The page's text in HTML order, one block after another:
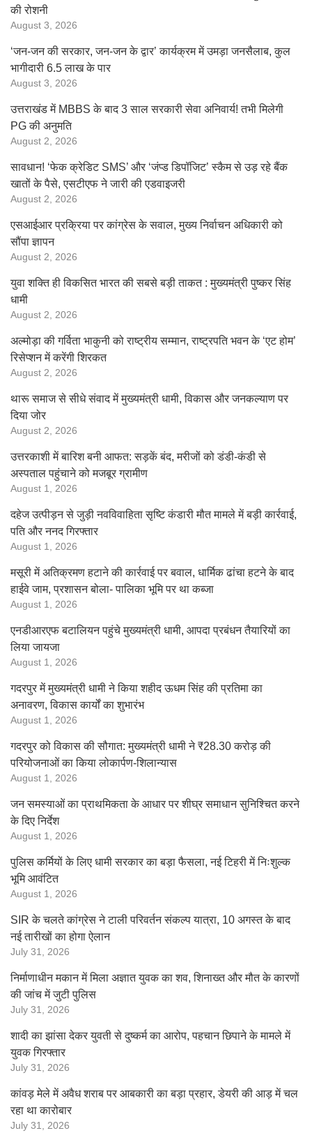
की रोशनी
August 3, 2026
‘जन-जन की सरकार, जन-जन के द्वार’ कार्यक्रम में उमड़ा जनसैलाब, कुल
भागीदारी 6.5 लाख के पार
August 3, 2026
उत्तराखंड में MBBS के बाद 3 साल सरकारी सेवा अनिवार्य! तभी मिलेगी
PG की अनुमति
August 2, 2026
सावधान! ‘फेक क्रेडिट SMS’ और ‘जंप्ड डिपॉजिट’ स्कैम से उड़ रहे बैंक
खातों के पैसे, एसटीएफ ने जारी की एडवाइजरी
August 2, 2026
एसआईआर प्रक्रिया पर कांग्रेस के सवाल, मुख्य निर्वाचन अधिकारी को
सौंपा ज्ञापन
August 2, 2026
युवा शक्ति ही विकसित भारत की सबसे बड़ी ताकत : मुख्यमंत्री पुष्कर सिंह
धामी
August 2, 2026
अल्मोड़ा की गर्विता भाकुनी को राष्ट्रीय सम्मान, राष्ट्रपति भवन के ‘एट होम’
रिसेप्शन में करेंगी शिरकत
August 2, 2026
थारू समाज से सीधे संवाद में मुख्यमंत्री धामी, विकास और जनकल्याण पर
दिया जोर
August 2, 2026
उत्तरकाशी में बारिश बनी आफत: सड़कें बंद, मरीजों को डंडी-कंडी से
अस्पताल पहुंचाने को मजबूर ग्रामीण
August 1, 2026
दहेज उत्पीड़न से जुड़ी नवविवाहिता सृष्टि कंडारी मौत मामले में बड़ी कार्रवाई,
पति और ननद गिरफ्तार
August 1, 2026
मसूरी में अतिक्रमण हटाने की कार्रवाई पर बवाल, धार्मिक ढांचा हटने के बाद
हाईवे जाम, प्रशासन बोला- पालिका भूमि पर था कब्जा
August 1, 2026
एनडीआरएफ बटालियन पहुंचे मुख्यमंत्री धामी, आपदा प्रबंधन तैयारियों का
लिया जायजा
August 1, 2026
गदरपुर में मुख्यमंत्री धामी ने किया शहीद ऊधम सिंह की प्रतिमा का
अनावरण, विकास कार्यों का शुभारंभ
August 1, 2026
गदरपुर को विकास की सौगात: मुख्यमंत्री धामी ने ₹28.30 करोड़ की
परियोजनाओं का किया लोकार्पण-शिलान्यास
August 1, 2026
जन समस्याओं का प्राथमिकता के आधार पर शीघ्र समाधान सुनिश्चित करने
के दिए निर्देश
August 1, 2026
पुलिस कर्मियों के लिए धामी सरकार का बड़ा फैसला, नई टिहरी में निःशुल्क
भूमि आवंटित
August 1, 2026
SIR के चलते कांग्रेस ने टाली परिवर्तन संकल्प यात्रा, 10 अगस्त के बाद
नई तारीखों का होगा ऐलान
July 31, 2026
निर्माणाधीन मकान में मिला अज्ञात युवक का शव, शिनाख्त और मौत के कारणों
की जांच में जुटी पुलिस
July 31, 2026
शादी का झांसा देकर युवती से दुष्कर्म का आरोप, पहचान छिपाने के मामले में
युवक गिरफ्तार
July 31, 2026
कांवड़ मेले में अवैध शराब पर आबकारी का बड़ा प्रहार, डेयरी की आड़ में चल
रहा था कारोबार
July 31, 2026